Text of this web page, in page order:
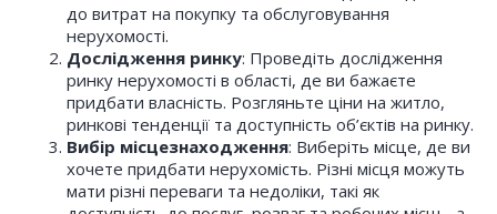
до витрат на покупку та обслуговування
нерухомості.
Дослідження ринку: Проведіть дослідження
ринку нерухомості в області, де ви бажаєте
придбати власність. Розгляньте ціни на житло,
ринкові тенденції та доступність об’єктів на ринку.
Вибір місцезнаходження: Виберіть місце, де ви
хочете придбати нерухомість. Різні місця можуть
мати різні переваги та недоліки, такі як